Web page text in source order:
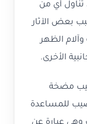
أي من
بعض الآثار
الظهر
الأخرى.
مضخة
للمساعدة